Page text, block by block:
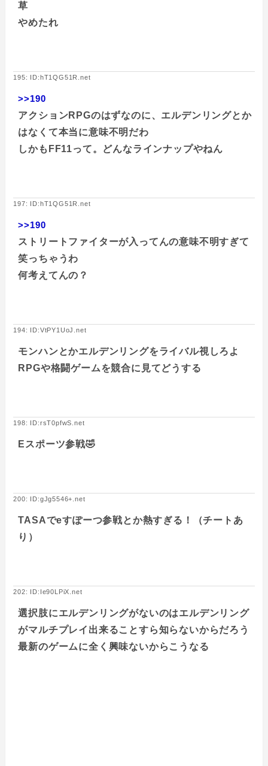
草
やめたれ
195: ID:hT1QG51R.net
>>190
アクションRPGのはずなのに、エルデンリングとか
はなくて本当に意味不明だわ
しかもFF11って。どんなラインナップやねん
197: ID:hT1QG51R.net
>>190
ストリートファイターが入ってんの意味不明すぎて
笑っちゃうわ
何考えてんの？
194: ID:VtPY1UoJ.net
モンハンとかエルデンリングをライバル視しろよ
RPGや格闘ゲームを競合に見てどうする
198: ID:rsT0pfwS.net
Eスポーツ参戦🤣
200: ID:gJg5546+.net
TASAでeすぽーつ参戦とか熱すぎる！（チートあ
り）
202: ID:Ie90LPiX.net
選択肢にエルデンリングがないのはエルデンリング
がマルチプレイ出来ることすら知らないからだろう
最新のゲームに全く興味ないからこうなる